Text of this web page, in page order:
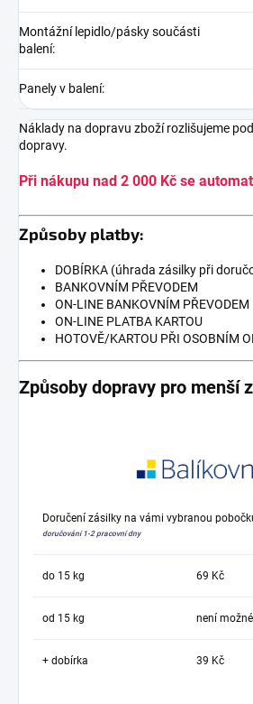
Montážní lepidlo/pásky součásti
balení:
Panely v balení:
Náklady na dopravu zboží rozlišujeme
dopravy.
Při nákupu nad 2 000 Kč se
Způsoby platby:
DOBÍRKA (úhrada zásilky při
BANKOVNÍM PŘEVODEM
ON-LINE BANKOVNÍM PŘEVODEM
ON-LINE PLATBA KARTOU
HOTOVĚ/KARTOU PŘI OSOBNÍM
Způsoby dopravy pro menší
Doručení zásilky na vámi vybranou
doručování 1-2 pracovní dny
do 15 kg 69 Kč
od 15 kg není možné
+ dobírka 39 Kč